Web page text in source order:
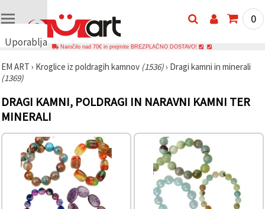
Uporabljamo
🍪
Uporabljamo
podobne
tehnologije,
da
delovanje
spletnega
mesta,
izboljšamo
uporabniško
izkušnjo ter
0
Naročilo nad 70€ in prejmite BREZPLAČNO DOSTAVO!
EM ART › Kroglice iz poldragih kamnov (1536)› Dragi kamni in minerali
(1369)
DRAGI KAMNI, POLDRAGI IN NARAVNI KAMNI TER
MINERALI